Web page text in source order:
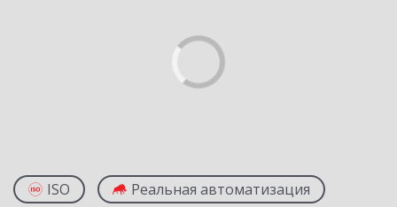
ISO Реальная автоматизация